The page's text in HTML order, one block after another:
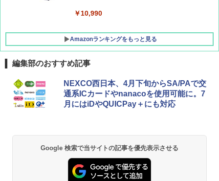
￥10,990
Amazonランキングをもっと見る
BUNDOK(バンドック)ソロ ドーム 1 EX BDK
-08EX カーキ ソロキャンプ ポリエステル フ
レーム テント
026リニューアル 急速冷凍 空間倍増 衛生的
コンパクト 保冷力長持ち
￥2,980
編集部のおすすめ記事
NEXCO西日本、4月下旬からSA/PAで交
通系ICカードやnanacoを使用可能に。7
月にはiDやQUICPay＋にも対応
Google 検索で当サイトの記事を優先表示させる